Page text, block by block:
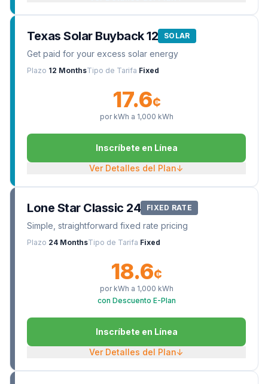
Texas Solar Buyback 12 SOLAR
Get paid for your excess solar energy
Plazo 12 MonthsTipo de Tarifa Fixed
17.6¢
por kWh a 1,000 kWh
Inscríbete en Línea
Ver Detalles del Plan↓
Lone Star Classic 24 FIXED RATE
Simple, straightforward fixed rate pricing
Plazo 24 MonthsTipo de Tarifa Fixed
18.6¢
por kWh a 1,000 kWh
con Descuento E-Plan
Inscríbete en Línea
Ver Detalles del Plan↓